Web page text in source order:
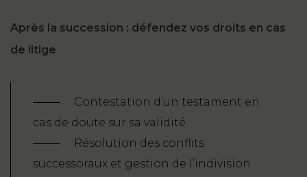
Après la succession : défendez vos droits en cas
de litige
Contestation d’un testament en
cas de doute sur sa validité
Résolution des conflits
successoraux et gestion de l’indivision